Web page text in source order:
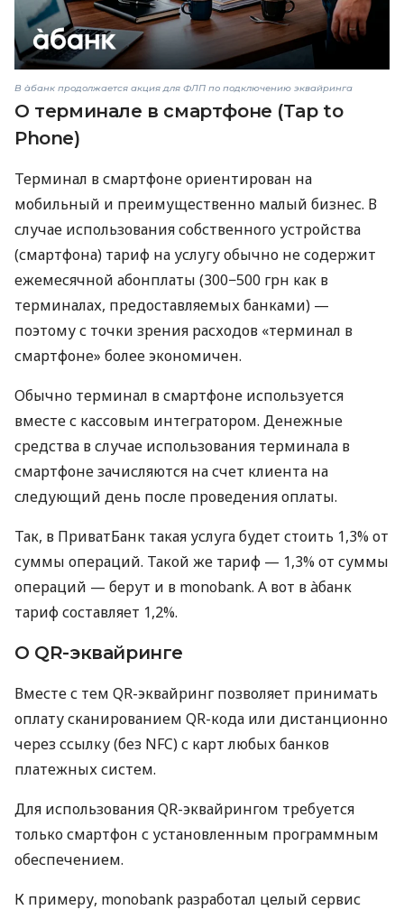
В àбанк продолжается акция для ФЛП по подключению эквайринга
О терминале в смартфоне (Tap to
Phone)
Терминал в смартфоне ориентирован на
мобильный и преимущественно малый бизнес. В
случае использования собственного устройства
(смартфона) тариф на услугу обычно не содержит
ежемесячной абонплаты (300−500 грн как в
терминалах, предоставляемых банками) —
поэтому с точки зрения расходов «терминал в
смартфоне» более экономичен.
Обычно терминал в смартфоне используется
вместе с кассовым интегратором. Денежные
средства в случае использования терминала в
смартфоне зачисляются на счет клиента на
следующий день после проведения оплаты.
Так, в ПриватБанк такая услуга будет стоить 1,3% от
суммы операций. Такой же тариф — 1,3% от суммы
операций — берут и в monobank. А вот в àбанк
тариф составляет 1,2%.
О QR-эквайринге
Вместе с тем QR-эквайринг позволяет принимать
оплату сканированием QR-кода или дистанционно
через ссылку (без NFC) с карт любых банков
платежных систем.
Для использования QR-эквайрингом требуется
только смартфон с установленным программным
обеспечением.
К примеру, monobank разработал целый сервис